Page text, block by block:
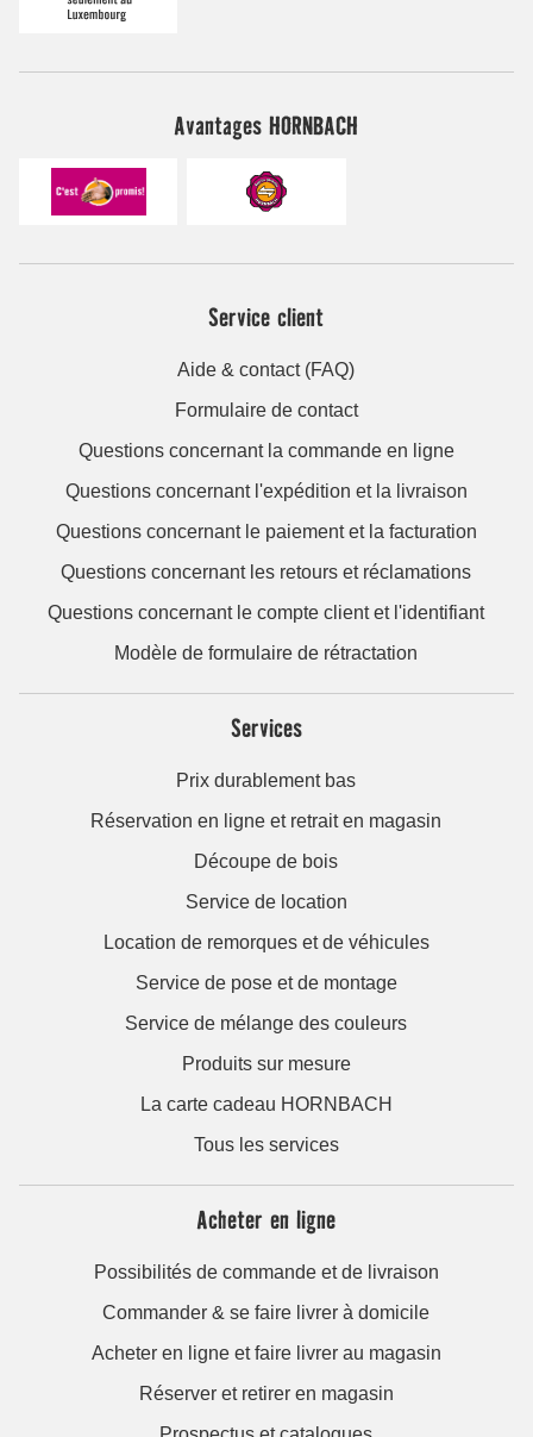
Avantages HORNBACH
Service client
Aide & contact (FAQ)
Formulaire de contact
Questions concernant la commande en ligne
Questions concernant l'expédition et la livraison
Questions concernant le paiement et la facturation
Questions concernant les retours et réclamations
Questions concernant le compte client et l'identifiant
Modèle de formulaire de rétractation
Services
Prix durablement bas
Réservation en ligne et retrait en magasin
Découpe de bois
Service de location
Location de remorques et de véhicules
Service de pose et de montage
Service de mélange des couleurs
Produits sur mesure
La carte cadeau HORNBACH
Tous les services
Acheter en ligne
Possibilités de commande et de livraison
Commander & se faire livrer à domicile
Acheter en ligne et faire livrer au magasin
Réserver et retirer en magasin